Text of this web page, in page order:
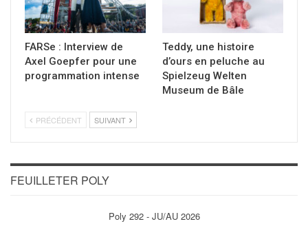
FARSe : Interview de
Axel Goepfer pour une
programmation intense
Teddy, une histoire
d’ours en peluche au
Spielzeug Welten
Museum de Bâle
PRÉCÉDENT SUIVANT
FEUILLETER POLY
Poly 292 - JU/AU 2026